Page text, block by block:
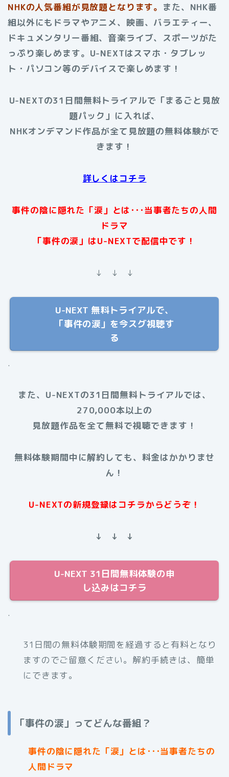
NHKの人気番組が見放題となります。 また、NHK番
組以外にもドラマやアニメ、映画、バラエティー、
ドキュメンタリー番組、音楽ライブ、スポーツがた
っぷり楽しめます。U-NEXTはスマホ・タブレッ
ト・パソコン等のデバイスで楽しめます！
U-NEXTの31日間無料トライアルで「まるごと見放
題パック」に入れば、
NHKオンデマンド作品が全て見放題の無料体験がで
きます！
詳しくはコチラ
事件の陰に隠れた「涙」とは･･･当事者たちの人間
ドラマ
「事件の涙」はU-NEXTで配信中です！
↓ ↓ ↓
U-NEXT 無料トライアルで、
「事件の涙」を今スグ視聴す
る
.
また、U-NEXTの31日間無料トライアルでは、
270,000本以上の
見放題作品を全て無料で視聴できます！
無料体験期間中に解約しても、料金はかかりませ
ん！
U-NEXTの新規登録はコチラからどうぞ！
↓ ↓ ↓
U-NEXT 31日間無料体験の申
し込みはコチラ
.
31日間の無料体験期間を経過すると有料となり
ますのでご留意ください。解約手続きは、簡単
にできます。
「事件の涙」ってどんな番組？
事件の陰に隠れた「涙」とは･･･当事者たちの
人間ドラマ